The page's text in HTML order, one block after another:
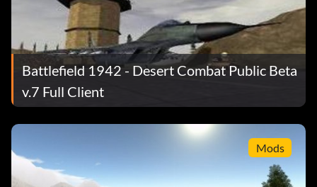
Battlefield 1942 - Desert Combat Public Beta
v.7 Full Client
Mods